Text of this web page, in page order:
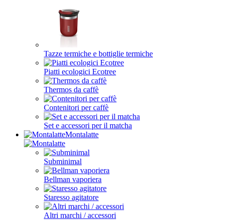
Tazze termiche e bottiglie termiche
Piatti ecologici Ecotree
Thermos da caffè
Contenitori per caffè
Set e accessori per il matcha
Montalatte
Subminimal
Bellman vaporiera
Staresso agitatore
Altri marchi / accessori